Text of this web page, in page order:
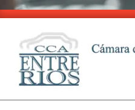
Skip
content
CCA